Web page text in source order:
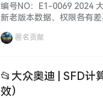
编号NO：E1-0069 2024
新老版本数据、权限各有
源种类繁多, 自行研究！更
匿名贡献
📂大众奥迪 | SFD计
效）